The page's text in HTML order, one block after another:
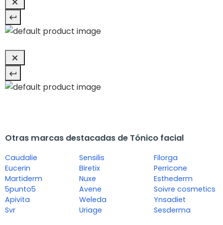
Otras marcas destacadas de Tónico facial
Caudalie
Eucerin
Martiderm
5punto5
Apivita
Svr
Sensilis
Biretix
Nuxe
Avene
Weleda
Uriage
Filorga
Perricone
Esthederm
Soivre cosmetics
Ynsadiet
Sesderma